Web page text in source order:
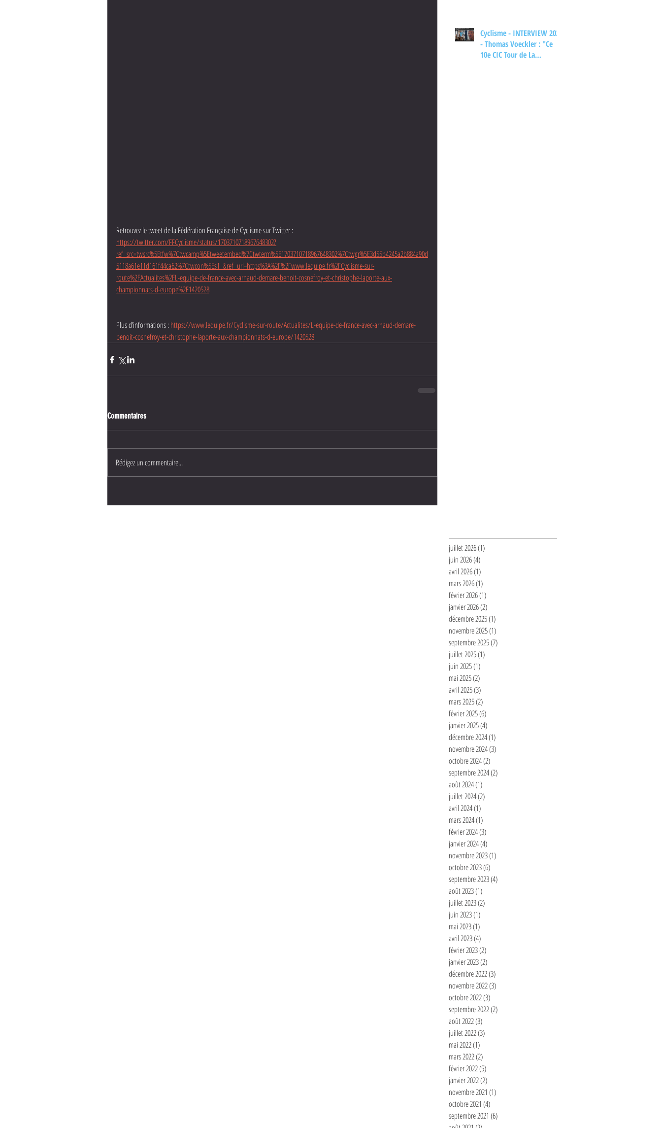
Retrouvez le tweet de la Fédération Française de Cyclisme sur Twitter :
https://twitter.com/FFCyclisme/status/1703710718967648302?
ref_src=twsrc%5Etfw%7Ctwcamp%5Etweetembed%7Ctwterm%5E1703710718967648302%7Ctwgr%5E3d55b4245a2b884a90d
5118a61e11d161f44ca62%7Ctwcon%5Es1_&ref_url=https%3A%2F%2Fwww.lequipe.fr%2FCyclisme-sur-
route%2FActualites%2FL-equipe-de-france-avec-arnaud-demare-benoit-cosnefroy-et-christophe-laporte-aux-
championnats-d-europe%2F1420528
Plus d’informations : https://www.lequipe.fr/Cyclisme-sur-route/Actualites/L-equipe-de-france-avec-arnaud-demare-
benoit-cosnefroy-et-christophe-laporte-aux-championnats-d-europe/1420528
Commentaires
Rédigez un commentaire...
Cyclisme - INTERVIEW 2026
- Thomas Voeckler : "Ce
10e CIC Tour de La
juillet 2026(1)
juin 2026(4)
avril 2026(1)
mars 2026(1)
février 2026(1)
janvier 2026(2)
décembre 2025(1)
novembre 2025(1)
septembre 2025(7)
juillet 2025(1)
juin 2025(1)
mai 2025(2)
avril 2025(3)
mars 2025(2)
février 2025(6)
janvier 2025(4)
décembre 2024(1)
novembre 2024(3)
octobre 2024(2)
septembre 2024(2)
août 2024(1)
juillet 2024(2)
avril 2024(1)
mars 2024(1)
février 2024(3)
janvier 2024(4)
novembre 2023(1)
octobre 2023(6)
septembre 2023(4)
août 2023(1)
juillet 2023(2)
juin 2023(1)
mai 2023(1)
avril 2023(4)
février 2023(2)
janvier 2023(2)
décembre 2022(3)
novembre 2022(3)
octobre 2022(3)
septembre 2022(2)
août 2022(3)
juillet 2022(3)
mai 2022(1)
mars 2022(2)
février 2022(5)
janvier 2022(2)
novembre 2021 (1)
octobre 2021 (4)
septembre 2021 (6)